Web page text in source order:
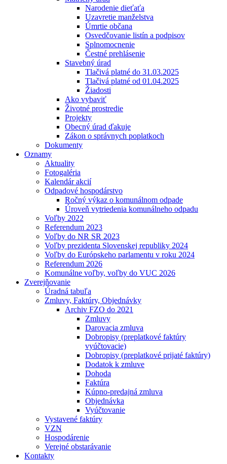
Narodenie dieťaťa
Uzavretie manželstva
Úmrtie občana
Osvedčovanie listín a podpisov
Splnomocnenie
Čestné prehlásenie
Stavebný úrad
Tlačivá platné do 31.03.2025
Tlačivá platné od 01.04.2025
Žiadosti
Ako vybaviť
Životné prostredie
Projekty
Obecný úrad ďakuje
Zákon o správnych poplatkoch
Dokumenty
Oznamy
Aktuality
Fotogaléria
Kalendár akcií
Odpadové hospodárstvo
Ročný výkaz o komunálnom odpade
Úroveň vytriedenia komunálneho odpadu
Voľby 2022
Referendum 2023
Voľby do NR SR 2023
Voľby prezidenta Slovenskej republiky 2024
Voľby do Európskeho parlamentu v roku 2024
Referendum 2026
Komunálne voľby, voľby do VUC 2026
Zverejňovanie
Úradná tabuľa
Zmluvy, Faktúry, Objednávky
Archiv FZO do 2021
Zmluvy
Darovacia zmluva
Dobropisy (preplatkové faktúry
vyúčtovacie)
Dobropisy (preplatkové prijaté faktúry)
Dodatok k zmluve
Dohoda
Faktúra
Kúpno-predajná zmluva
Objednávka
Vyúčtovanie
Vystavené faktúry
VZN
Hospodárenie
Verejné obstarávanie
Kontakty